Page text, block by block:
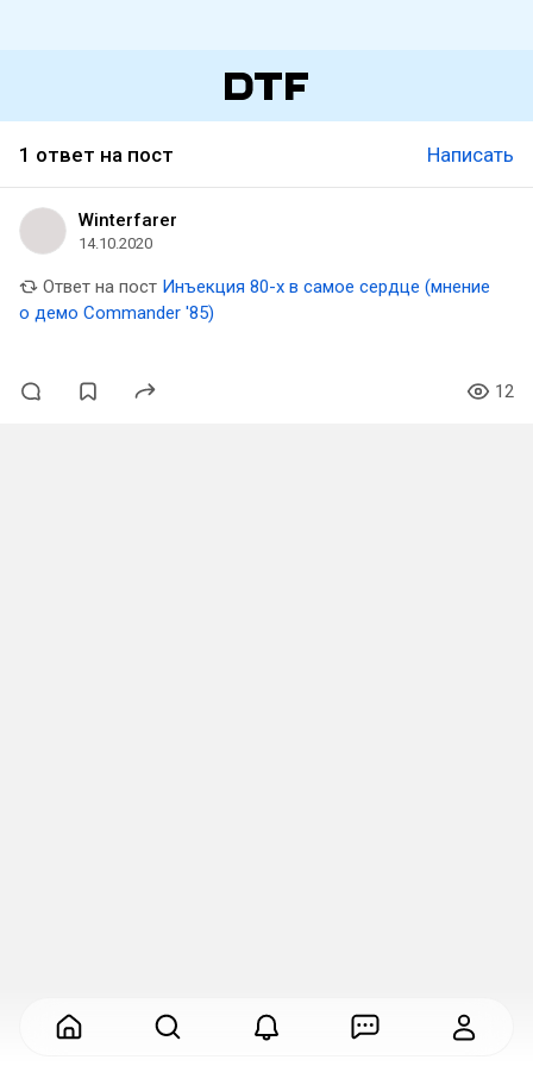
1 ответ на пост Написать
Winterfarer
14.10.2020
Ответ на пост Инъекция 80-х в самое сердце (мнение
о демо Commander '85)
12